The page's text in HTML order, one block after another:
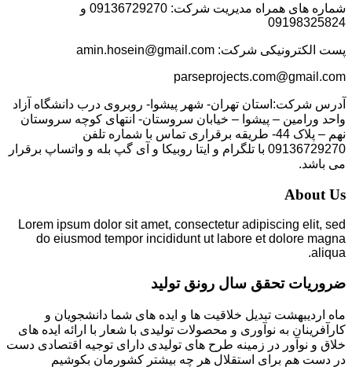
شماره های همراه مدیریت شرکت: 09136729270 و
09198325824
پست الکترونیکی شرکت: amin.hosein@gmail.com
parseprojects.com@gmail.com
آدرس شرکت:استان تهران- شهر پیشوا- روبروی درب دانشگاه آزاد
واحد ورامین – پیشوا – خیابان سروستان- انتهای کوچه سروستان
نهم – پلاک 44- طریقه برقراری تماس با شماره تلفن
09136729270 با تلگرام و ایتا روبیکا و آی گپ بله و واتساپ برقرار
می باشد.
About Us
Lorem ipsum dolor sit amet, consectetur adipiscing elit, sed
do eiusmod tempor incididunt ut labore et dolore magna
aliqua.
ضروریات تحقق سال رونق تولید
ماه اردیبهشت تبدیل خلاقیت ها و ایده های شما دانشجویان و
کارآفرینان به نوآوری و محصولات تولیدی با شعار با ارائه ایده های
خلاق و نوآور در زمینه طرح های تولیدی دارای توجیه اقتصادی دست
در دست هم برای استقلال هر چه بیشتر کشورمان بکوشیم